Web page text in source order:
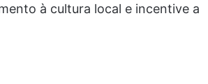
à cultura local e incentive a